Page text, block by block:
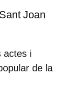
Joan
actes i
de la